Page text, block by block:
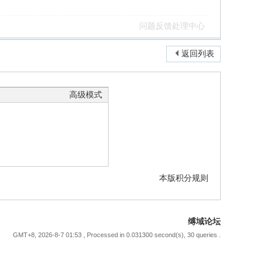
问题反馈处理中心
返回列表
高级模式
本版积分规则
缚域论坛
GMT+8, 2026-8-7 01:53 , Processed in 0.031300 second(s), 30 queries .